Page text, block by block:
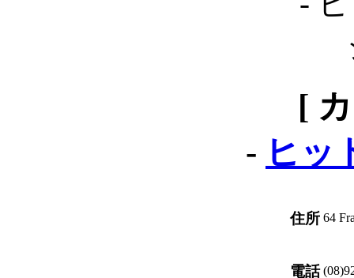
[
- ヒッ
住所 64
電話